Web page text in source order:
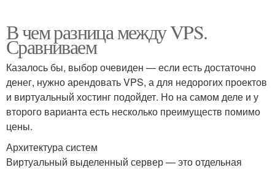
В чем разница между VPS.
Сравниваем
Казалось бы, выбор очевиден — если есть достаточно
денег, нужно арендовать VPS, а для недорогих проектов
и виртуальный хостинг подойдет. Но на самом деле и у
второго варианта есть несколько преимуществ помимо
цены.
Архитектура систем
Виртуальный выделенный сервер — это отдельная